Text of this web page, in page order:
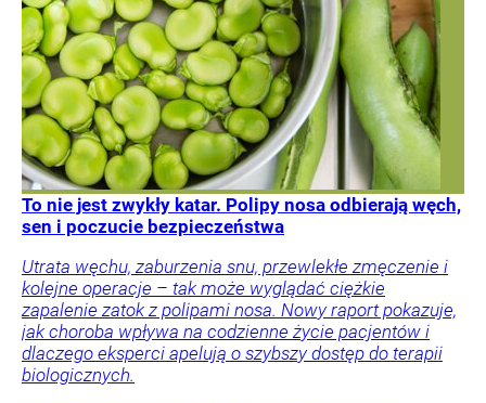
To nie jest zwykły katar. Polipy nosa odbierają węch,
sen i poczucie bezpieczeństwa
Utrata węchu, zaburzenia snu, przewlekłe zmęczenie i
kolejne operacje – tak może wyglądać ciężkie
zapalenie zatok z polipami nosa. Nowy raport pokazuje,
jak choroba wpływa na codzienne życie pacjentów i
dlaczego eksperci apelują o szybszy dostęp do terapii
biologicznych.